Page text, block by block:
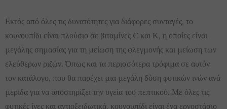
Εκτός από όλες τις δυνατότητες για διάφορες συνταγές, το
κουνουπίδι είναι πλούσιο σε βιταμίνες C και Κ, η οποίες είναι
μεγάλης σημασίας για τη μείωση της φλεγμονής και μείωση των
ελεύθερων ριζών. Όπως και τα περισσότερα τρόφιμα σε αυτόν
τον κατάλογο, που θα παρέχει μια μεγάλη δόση φυτικών ινών ανά
μερίδα για να υποστηρίξει την υγεία του πεπτικού. Με όλες τις
φυτικές ίνες και αντιοξειδωτικά, κουνουπίδι είναι ένα εργοστάσιο